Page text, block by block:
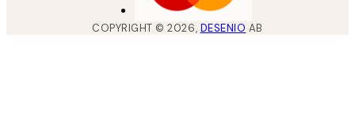
COPYRIGHT ©2026, DESENIO AB